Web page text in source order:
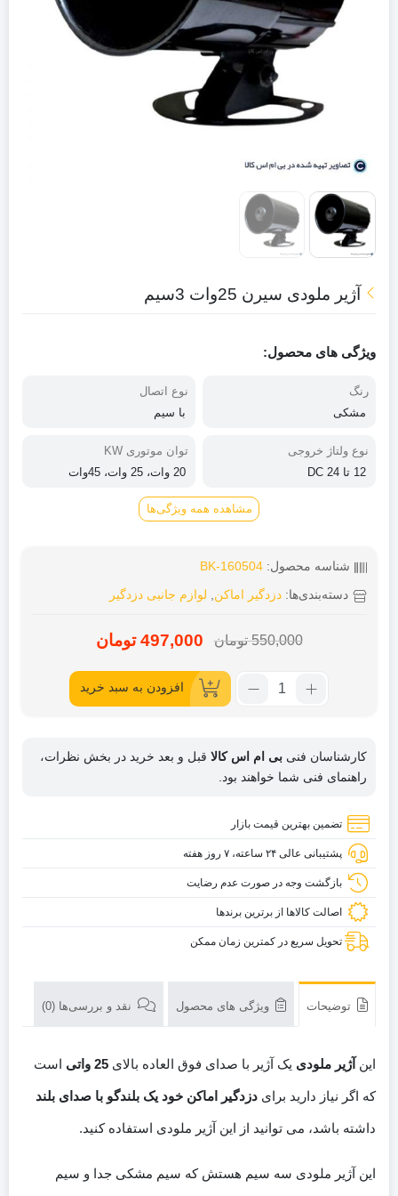
آژیر ملودی سیرن 25وات 3سیم
ویژگی های محصول:
رنگ
مشکی
نوع اتصال
با سیم
نوع ولتاژ خروجی
12 تا 24 DC
توان موتوری KW
20 وات، 25 وات، 45وات
مشاهده همه ویژگی‌ها
شناسه محصول: BK-160504
دسته‌بندی‌ها: دزدگیر اماکن لوازم جانبی دزدگیر
550,000 تومان
قیمت
اصلی:
550,000
بود.
497,000 تومان
قیمت
فعلی:
497,000
تعداد:
25وات
افزودن به سبد خرید
کارشناسان فنی بی ام اس کالا قبل و بعد خرید در بخش نظرات،
راهنمای فنی شما خواهند بود.
تضمین بهترین قیمت بازار
پشتیبانی عالی ۲۴ ساعته، ۷ روز هفته
بازگشت وجه در صورت عدم رضایت
اصالت کالاها از برترین برندها
تحویل سریع در کمترین زمان ممکن
توضیحات ویژگی های محصول نقد و بررسی‌ها (0)
این آژیر ملودی یک آژیر با صدای فوق العاده بالای 25 واتی است
که اگر نیاز دارید برای دزدگیر اماکن خود یک بلندگو با صدای بلند
داشته باشد، می توانید از این آژیر ملودی استفاده کنید.
این آژیر ملودی سه سیم هستش که سیم مشکی جدا و سیم